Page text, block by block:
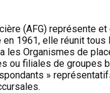
(AFG)
1961, elle réunit
les Organismes de
ou filiales de groupes
»